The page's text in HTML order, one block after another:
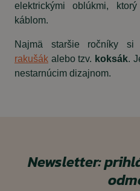
elektrickými oblúkmi,
káblom.
Najmä staršie ročníky si
rakušák alebo tzv. koksák.
nestarnúcim dizajnom.
Newsletter: